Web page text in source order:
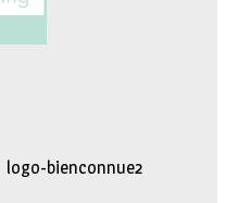
logo-movimiento.fw